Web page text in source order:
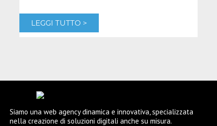
LEGGI TUTTO >
Siamo una web agency dinamica e innovativa, specializzata
nella creazione di soluzioni digitali anche su misura.